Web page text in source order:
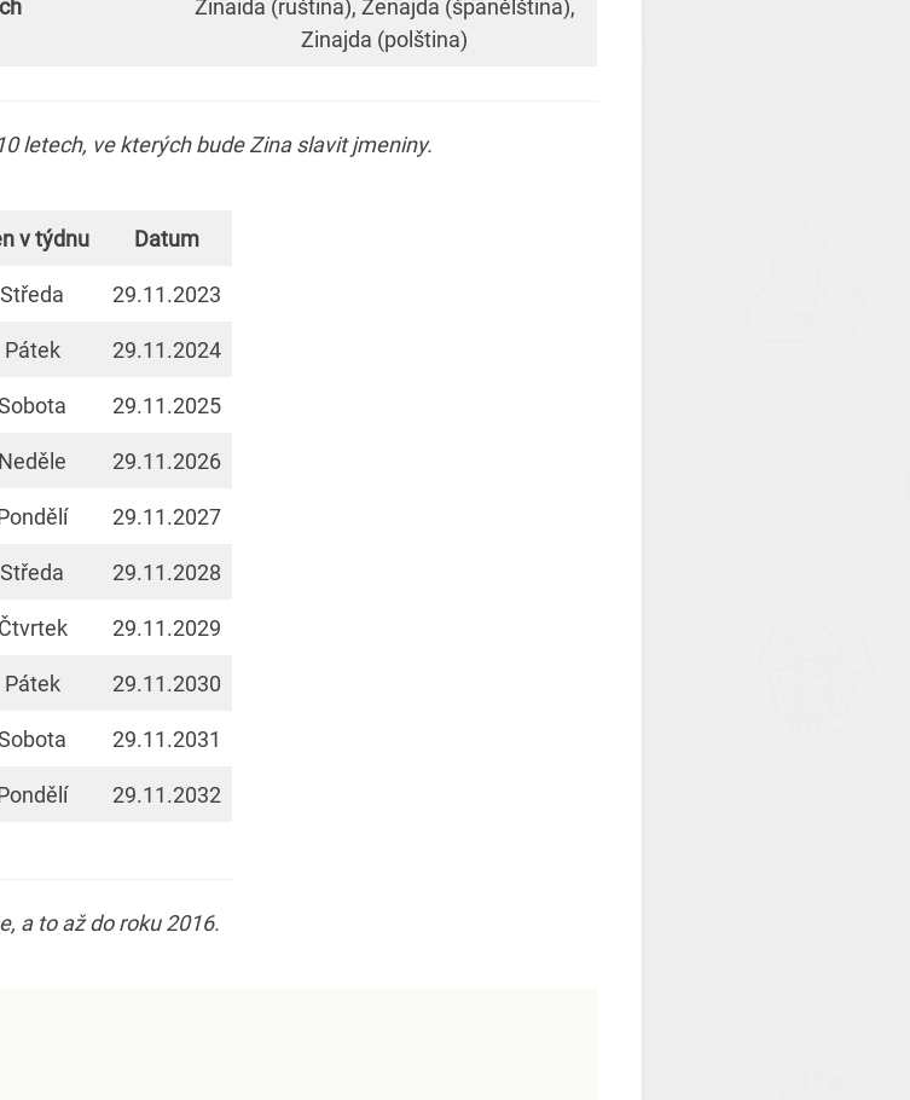
Zinaida (ruština), Zenajda (španělština),
Zinajda (polština)
letech, ve kterých bude Zina slavit jmeniny.
v týdnu Datum
Středa 29.11.2023
Pátek 29.11.2024
29.11.2025
Neděle 29.11.2026
29.11.2027
Středa 29.11.2028
Čtvrtek 29.11.2029
Pátek 29.11.2030
29.11.2031
29.11.2032
a to až do roku 2016.